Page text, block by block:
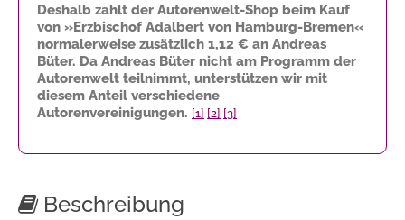
Deshalb zahlt der Autorenwelt-Shop beim Kauf
von »Erzbischof Adalbert von Hamburg-Bremen«
normalerweise zusätzlich 1,12 € an Andreas
Büter. Da Andreas Büter nicht am Programm der
Autorenwelt teilnimmt, unterstützen wir mit
diesem Anteil verschiedene
Autorenvereinigungen. [1] [2] [3]
Beschreibung